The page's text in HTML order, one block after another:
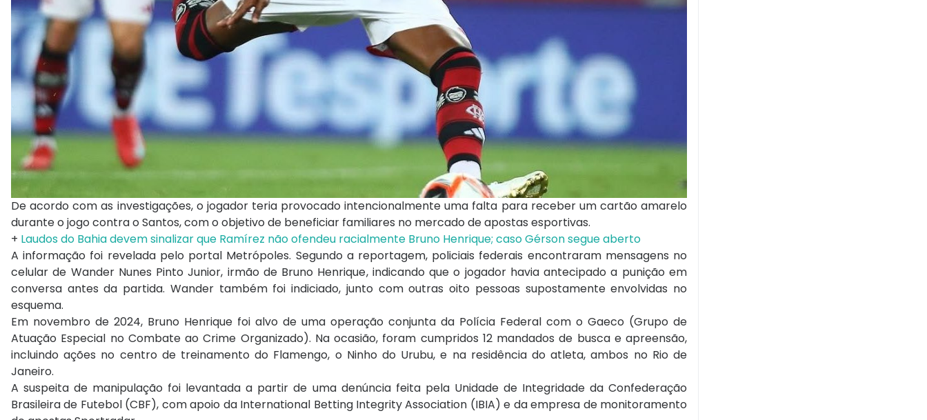
De acordo com as investigações, o jogador teria provocado intencionalmente uma falta para receber um cartão amarelo
durante o jogo contra o Santos, com o objetivo de beneficiar familiares no mercado de apostas esportivas.
+ Laudos do Bahia devem sinalizar que Ramírez não ofendeu racialmente Bruno Henrique; caso Gérson segue aberto
A informação foi revelada pelo portal Metrópoles. Segundo a reportagem, policiais federais encontraram mensagens no
celular de Wander Nunes Pinto Junior, irmão de Bruno Henrique, indicando que o jogador havia antecipado a punição em
conversa antes da partida. Wander também foi indiciado, junto com outras oito pessoas supostamente envolvidas no
esquema.
Em novembro de 2024, Bruno Henrique foi alvo de uma operação conjunta da Polícia Federal com o Gaeco (Grupo de
Atuação Especial no Combate ao Crime Organizado). Na ocasião, foram cumpridos 12 mandados de busca e apreensão,
incluindo ações no centro de treinamento do Flamengo, o Ninho do Urubu, e na residência do atleta, ambos no Rio de
Janeiro.
A suspeita de manipulação foi levantada a partir de uma denúncia feita pela Unidade de Integridade da Confederação
Brasileira de Futebol (CBF), com apoio da International Betting Integrity Association (IBIA) e da empresa de monitoramento